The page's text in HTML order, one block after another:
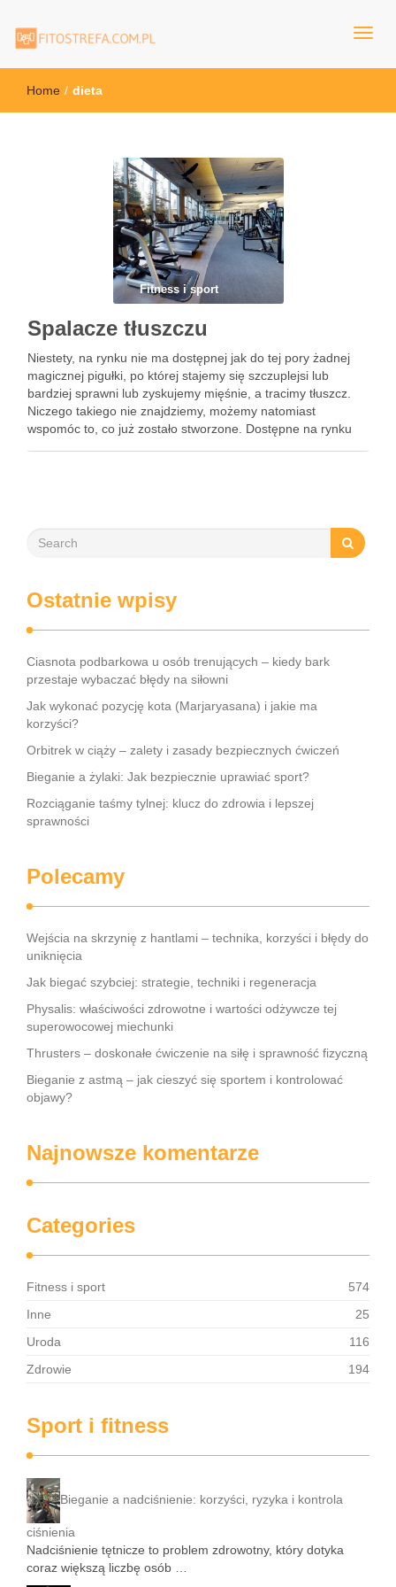
FitoStrefa.com.pl
Home / dieta
Fitness i sport
Spalacze tłuszczu
Niestety, na rynku nie ma dostępnej jak do tej pory żadnej
magicznej pigułki, po której stajemy się szczuplejsi lub
bardziej sprawni lub zyskujemy mięśnie, a tracimy tłuszcz.
Niczego takiego nie znajdziemy, możemy natomiast
wspomóc to, co już zostało stworzone. Dostępne na rynku
Ostatnie wpisy
Ciasnota podbarkowa u osób trenujących – kiedy bark
przestaje wybaczać błędy na siłowni
Jak wykonać pozycję kota (Marjaryasana) i jakie ma
korzyści?
Orbitrek w ciąży – zalety i zasady bezpiecznych ćwiczeń
Bieganie a żylaki: Jak bezpiecznie uprawiać sport?
Rozciąganie taśmy tylnej: klucz do zdrowia i lepszej
sprawności
Polecamy
Wejścia na skrzynię z hantlami – technika, korzyści i błędy do
uniknięcia
Jak biegać szybciej: strategie, techniki i regeneracja
Physalis: właściwości zdrowotne i wartości odżywcze tej
superowocowej miechunki
Thrusters – doskonałe ćwiczenie na siłę i sprawność fizyczną
Bieganie z astmą – jak cieszyć się sportem i kontrolować
objawy?
Najnowsze komentarze
Categories
Fitness i sport
574
Inne
25
Uroda
116
Zdrowie
194
Sport i fitness
Bieganie a nadciśnienie: korzyści, ryzyka i kontrola
ciśnienia
Nadciśnienie tętnicze to problem zdrowotny, który dotyka
coraz większą liczbę osób …